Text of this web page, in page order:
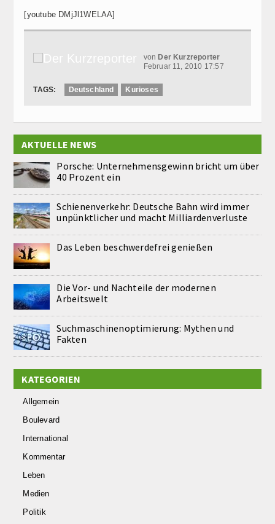
[youtube DMjJl1WELAA]
von Der Kurzreporter
Februar 11, 2010 17:57
TAGS: Deutschland Kurioses
AKTUELLE NEWS
Porsche: Unternehmensgewinn bricht um über
40 Prozent ein
Schienenverkehr: Deutsche Bahn wird immer
unpünktlicher und macht Milliardenverluste
Das Leben beschwerdefrei genießen
Die Vor- und Nachteile der modernen
Arbeitswelt
Suchmaschinenoptimierung: Mythen und
Fakten
KATEGORIEN
Allgemein
Boulevard
International
Kommentar
Leben
Medien
Politik